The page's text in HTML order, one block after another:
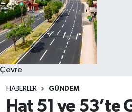
Çevre
HABERLER GÜNDEM
Hat 51 ve 53’te